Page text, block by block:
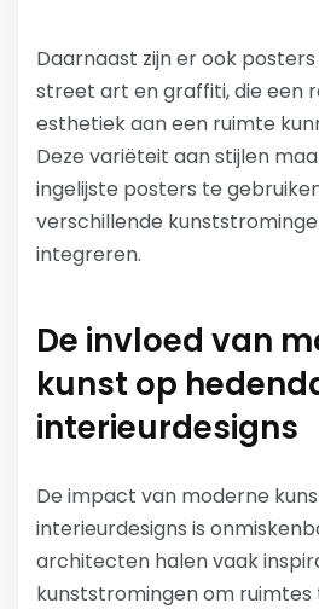
Daarnaast zijn er ook
street art en graffiti, die een
esthetiek aan een ruimte
Deze variëteit aan stijlen
ingelijste posters te
verschillende
integreren.
De invloed van
kunst op
interieurdesigns
De impact van moderne
interieurdesigns is
architecten halen vaak
kunststromingen om